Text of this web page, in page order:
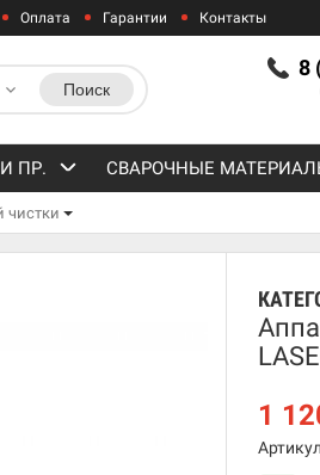
Оплата Гарантии Контакты
8
Поиск
ПР. СВАРОЧНЫЕ
чистки
1